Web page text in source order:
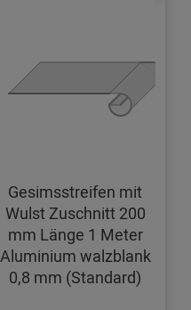
Gesimsstreifen mit
Wulst Zuschnitt 200
mm Länge 1 Meter
Aluminium walzblank
0,8 mm (Standard)